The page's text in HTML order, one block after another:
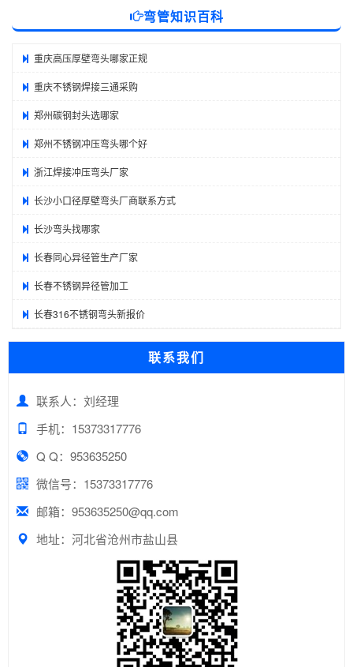
弯管知识百科
重庆高压厚壁弯头哪家正规
重庆不锈钢焊接三通采购
郑州碳钢封头选哪家
郑州不锈钢冲压弯头哪个好
浙江焊接冲压弯头厂家
长沙小口径厚壁弯头厂商联系方式
长沙弯头找哪家
长春同心异径管生产厂家
长春不锈钢异径管加工
长春316不锈钢弯头新报价
联系我们
联系人：刘经理
手机：15373317776
Q Q：953635250
微信号：15373317776
邮箱：953635250@qq.com
地址：河北省沧州市盐山县